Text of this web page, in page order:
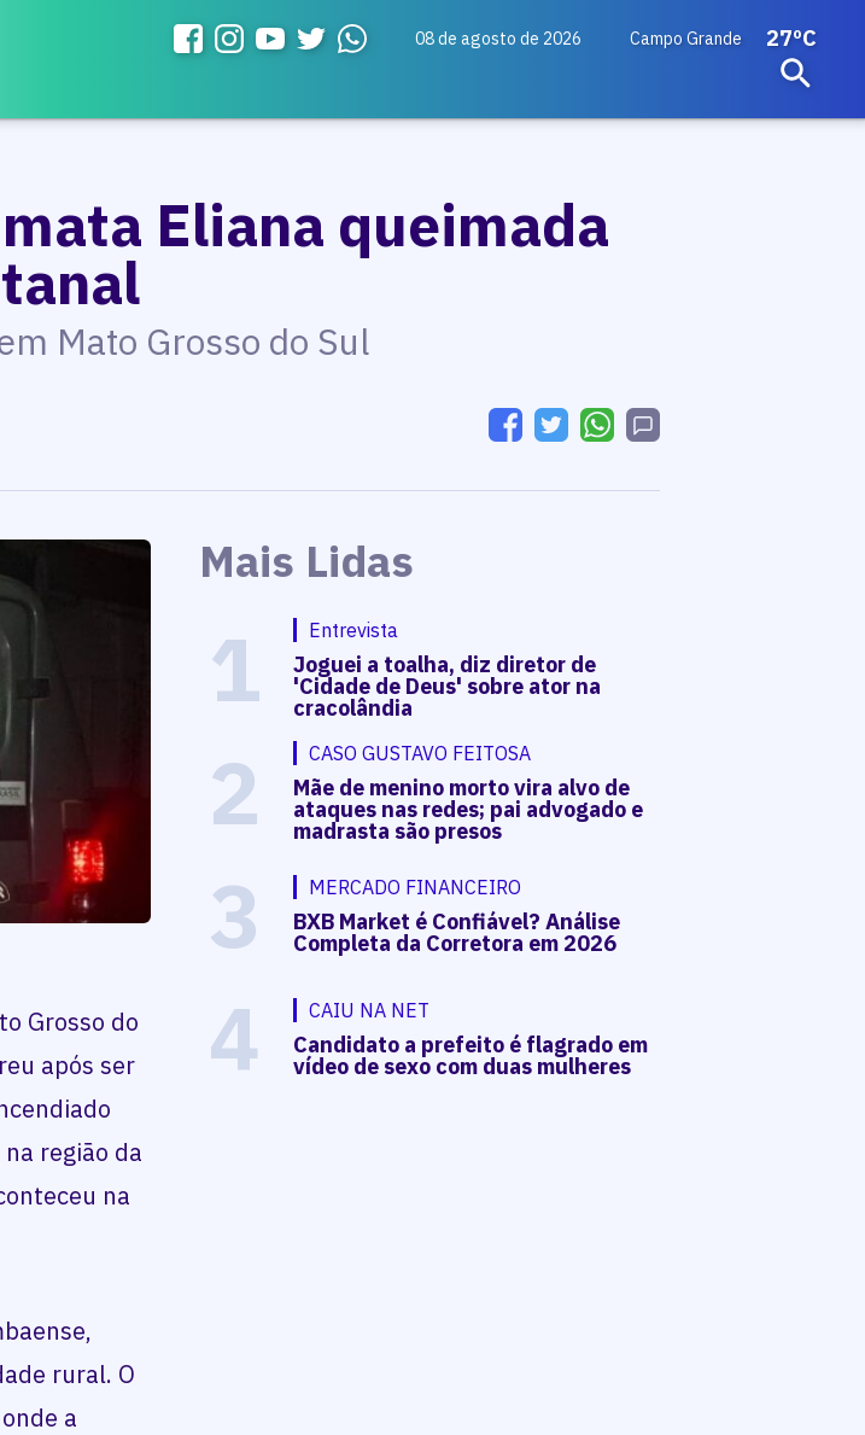
08 de agosto de 2026 Campo Grande 27ºC
Eliana queimada
Mato Grosso do Sul
Grosso do
após ser
região da
na
rural. O
a
Mais Lidas
1 Entrevista
Joguei a toalha, diz diretor de
'Cidade de Deus' sobre ator na
cracolândia
2 CASO GUSTAVO FEITOSA
Mãe de menino morto vira alvo de
ataques nas redes; pai advogado e
madrasta são presos
3 MERCADO FINANCEIRO
BXB Market é Confiável? Análise
Completa da Corretora em 2026
4 CAIU NA NET
Candidato a prefeito é flagrado em
vídeo de sexo com duas mulheres